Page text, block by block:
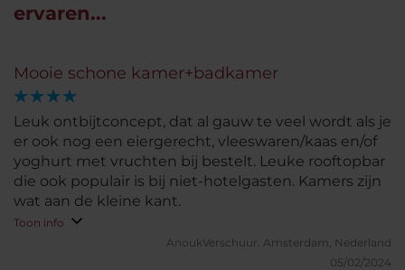
ervaren...
Mooie schone kamer+badkamer
Leuk ontbijtconcept, dat al gauw te veel wordt als je
er ook nog een eiergerecht, vleeswaren/kaas en/of
yoghurt met vruchten bij bestelt. Leuke rooftopbar
die ook populair is bij niet-hotelgasten. Kamers zijn
wat aan de kleine kant.
Toon info
AnoukVerschuur. Amsterdam, Nederland
05/02/2024